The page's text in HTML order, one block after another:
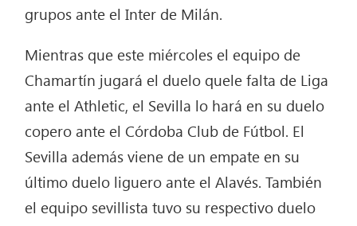
grupos ante el Inter de Milán.
Mientras que este miércoles el equipo de
Chamartín jugará el duelo quele falta de Liga
ante el Athletic, el Sevilla lo hará en su duelo
copero ante el Córdoba Club de Fútbol. El
Sevilla además viene de un empate en su
último duelo liguero ante el Alavés. También
el equipo sevillista tuvo su respectivo duelo